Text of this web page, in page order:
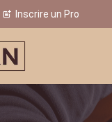
post_add Inscrire un Pro